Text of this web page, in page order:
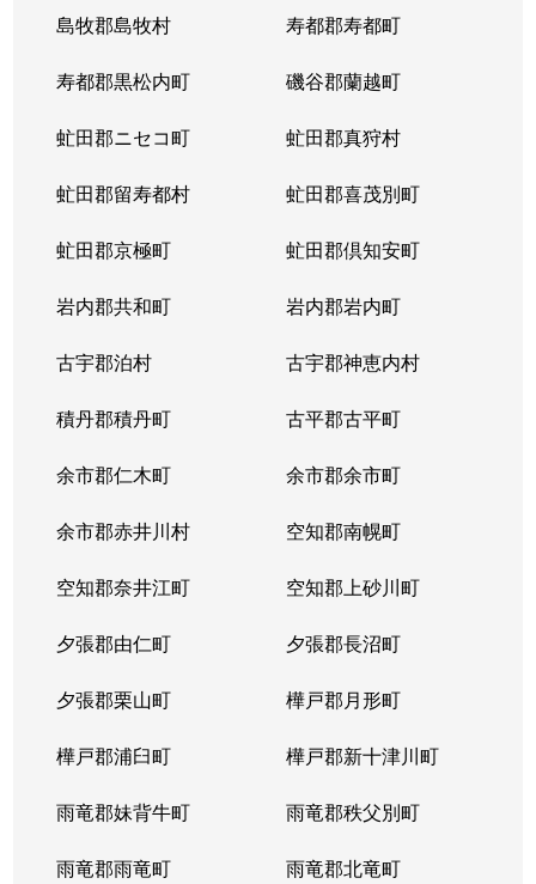
島牧郡島牧村 寿都郡寿都町
寿都郡黒松内町 磯谷郡蘭越町
虻田郡ニセコ町 虻田郡真狩村
虻田郡留寿都村 虻田郡喜茂別町
虻田郡京極町 虻田郡倶知安町
岩内郡共和町 岩内郡岩内町
古宇郡泊村 古宇郡神恵内村
積丹郡積丹町 古平郡古平町
余市郡仁木町 余市郡余市町
余市郡赤井川村 空知郡南幌町
空知郡奈井江町 空知郡上砂川町
夕張郡由仁町 夕張郡長沼町
夕張郡栗山町 樺戸郡月形町
樺戸郡浦臼町 樺戸郡新十津川町
雨竜郡妹背牛町 雨竜郡秩父別町
雨竜郡雨竜町 雨竜郡北竜町